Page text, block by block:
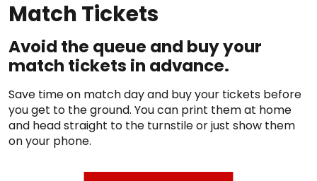
Match Tickets
Avoid the queue and buy your
match tickets in advance.
Save time on match day and buy your tickets before
you get to the ground. You can print them at home
and head straight to the turnstile or just show them
on your phone.